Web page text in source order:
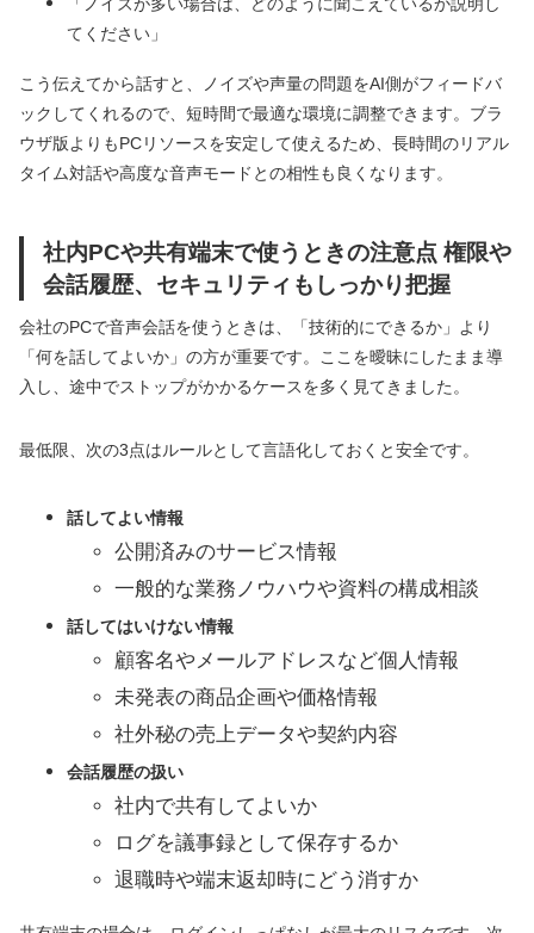
「ノイズが多い場合は、どのように聞こえているか説明し
てください」
こう伝えてから話すと、ノイズや声量の問題をAI側がフィードバ
ックしてくれるので、短時間で最適な環境に調整できます。ブラ
ウザ版よりもPCリソースを安定して使えるため、長時間のリアル
タイム対話や高度な音声モードとの相性も良くなります。
社内PCや共有端末で使うときの注意点 権限や
会話履歴、セキュリティもしっかり把握
会社のPCで音声会話を使うときは、「技術的にできるか」より
「何を話してよいか」の方が重要です。ここを曖昧にしたまま導
入し、途中でストップがかかるケースを多く見てきました。
最低限、次の3点はルールとして言語化しておくと安全です。
話してよい情報
公開済みのサービス情報
一般的な業務ノウハウや資料の構成相談
話してはいけない情報
顧客名やメールアドレスなど個人情報
未発表の商品企画や価格情報
社外秘の売上データや契約内容
会話履歴の扱い
社内で共有してよいか
ログを議事録として保存するか
退職時や端末返却時にどう消すか